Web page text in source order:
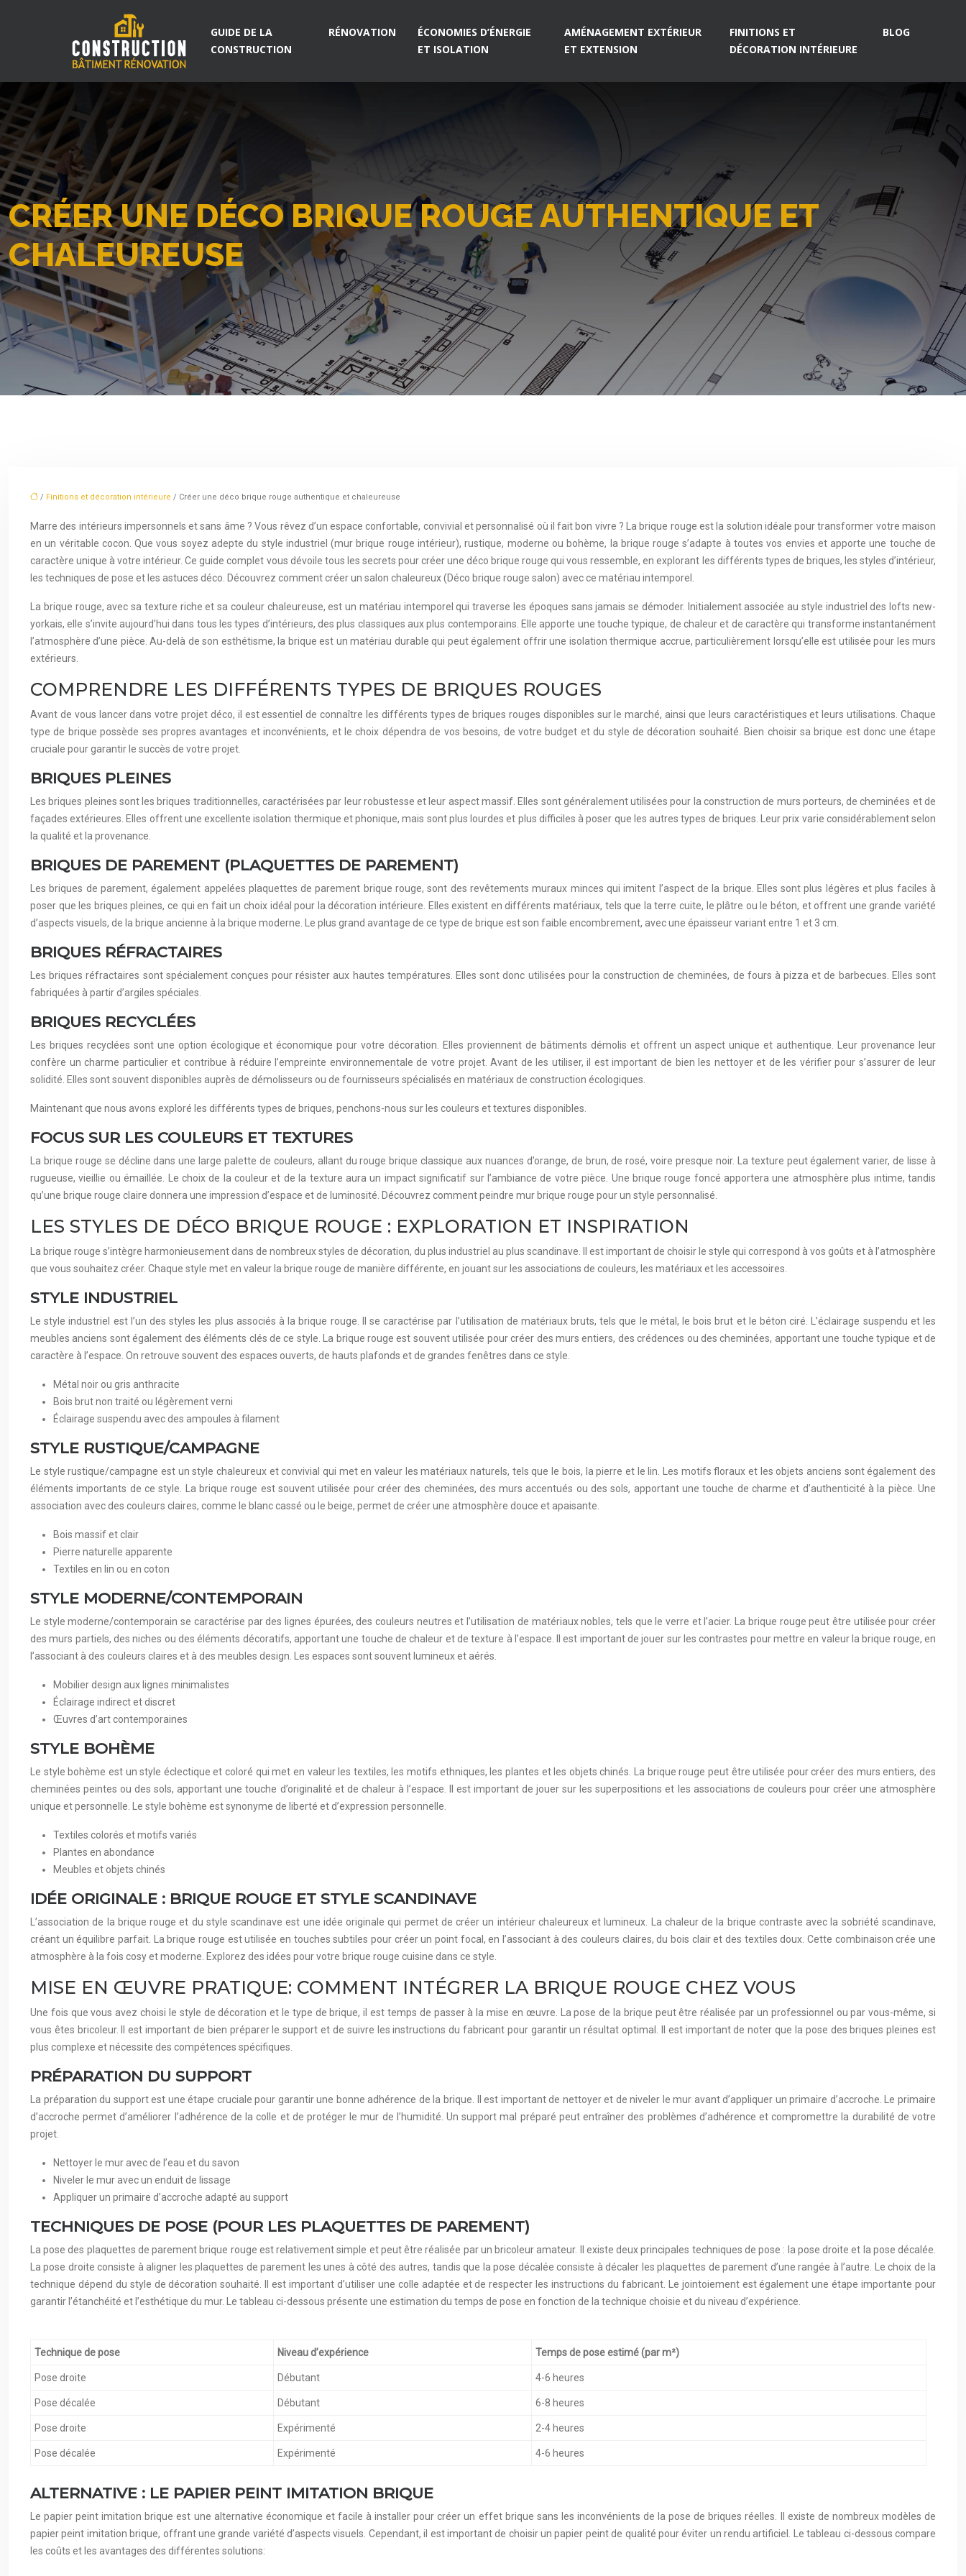
GUIDE DE LA
CONSTRUCTION
RÉNOVATION
ÉCONOMIES D’ÉNERGIE
ET ISOLATION
AMÉNAGEMENT EXTÉRIEUR
ET EXTENSION
FINITIONS ET
DÉCORATION INTÉRIEURE
BLOG
CRÉER UNE DÉCO BRIQUE ROUGE AUTHENTIQUE ET
CHALEUREUSE
/ Finitions et décoration intérieure / Créer une déco brique rouge authentique et chaleureuse
Marre des intérieurs impersonnels et sans âme ? Vous rêvez d’un espace confortable, convivial et personnalisé où il fait bon vivre ? La brique rouge est la solution idéale pour transformer votre maison
en un véritable cocon. Que vous soyez adepte du style industriel (mur brique rouge intérieur), rustique, moderne ou bohème, la brique rouge s’adapte à toutes vos envies et apporte une touche de
caractère unique à votre intérieur. Ce guide complet vous dévoile tous les secrets pour créer une déco brique rouge qui vous ressemble, en explorant les différents types de briques, les styles d’intérieur,
les techniques de pose et les astuces déco. Découvrez comment créer un salon chaleureux (Déco brique rouge salon) avec ce matériau intemporel.
La brique rouge, avec sa texture riche et sa couleur chaleureuse, est un matériau intemporel qui traverse les époques sans jamais se démoder. Initialement associée au style industriel des lofts new-
yorkais, elle s’invite aujourd’hui dans tous les types d’intérieurs, des plus classiques aux plus contemporains. Elle apporte une touche typique, de chaleur et de caractère qui transforme instantanément
l’atmosphère d’une pièce. Au-delà de son esthétisme, la brique est un matériau durable qui peut également offrir une isolation thermique accrue, particulièrement lorsqu’elle est utilisée pour les murs
extérieurs.
COMPRENDRE LES DIFFÉRENTS TYPES DE BRIQUES ROUGES
Avant de vous lancer dans votre projet déco, il est essentiel de connaître les différents types de briques rouges disponibles sur le marché, ainsi que leurs caractéristiques et leurs utilisations. Chaque
type de brique possède ses propres avantages et inconvénients, et le choix dépendra de vos besoins, de votre budget et du style de décoration souhaité. Bien choisir sa brique est donc une étape
cruciale pour garantir le succès de votre projet.
BRIQUES PLEINES
Les briques pleines sont les briques traditionnelles, caractérisées par leur robustesse et leur aspect massif. Elles sont généralement utilisées pour la construction de murs porteurs, de cheminées et de
façades extérieures. Elles offrent une excellente isolation thermique et phonique, mais sont plus lourdes et plus difficiles à poser que les autres types de briques. Leur prix varie considérablement selon
la qualité et la provenance.
BRIQUES DE PAREMENT (PLAQUETTES DE PAREMENT)
Les briques de parement, également appelées plaquettes de parement brique rouge, sont des revêtements muraux minces qui imitent l’aspect de la brique. Elles sont plus légères et plus faciles à
poser que les briques pleines, ce qui en fait un choix idéal pour la décoration intérieure. Elles existent en différents matériaux, tels que la terre cuite, le plâtre ou le béton, et offrent une grande variété
d’aspects visuels, de la brique ancienne à la brique moderne. Le plus grand avantage de ce type de brique est son faible encombrement, avec une épaisseur variant entre 1 et 3 cm.
BRIQUES RÉFRACTAIRES
Les briques réfractaires sont spécialement conçues pour résister aux hautes températures. Elles sont donc utilisées pour la construction de cheminées, de fours à pizza et de barbecues. Elles sont
fabriquées à partir d’argiles spéciales.
BRIQUES RECYCLÉES
Les briques recyclées sont une option écologique et économique pour votre décoration. Elles proviennent de bâtiments démolis et offrent un aspect unique et authentique. Leur provenance leur
confère un charme particulier et contribue à réduire l’empreinte environnementale de votre projet. Avant de les utiliser, il est important de bien les nettoyer et de les vérifier pour s’assurer de leur
solidité. Elles sont souvent disponibles auprès de démolisseurs ou de fournisseurs spécialisés en matériaux de construction écologiques.
Maintenant que nous avons exploré les différents types de briques, penchons-nous sur les couleurs et textures disponibles.
FOCUS SUR LES COULEURS ET TEXTURES
La brique rouge se décline dans une large palette de couleurs, allant du rouge brique classique aux nuances d’orange, de brun, de rosé, voire presque noir. La texture peut également varier, de lisse à
rugueuse, vieillie ou émaillée. Le choix de la couleur et de la texture aura un impact significatif sur l’ambiance de votre pièce. Une brique rouge foncé apportera une atmosphère plus intime, tandis
qu’une brique rouge claire donnera une impression d’espace et de luminosité. Découvrez comment peindre mur brique rouge pour un style personnalisé.
LES STYLES DE DÉCO BRIQUE ROUGE : EXPLORATION ET INSPIRATION
La brique rouge s’intègre harmonieusement dans de nombreux styles de décoration, du plus industriel au plus scandinave. Il est important de choisir le style qui correspond à vos goûts et à l’atmosphère
que vous souhaitez créer. Chaque style met en valeur la brique rouge de manière différente, en jouant sur les associations de couleurs, les matériaux et les accessoires.
STYLE INDUSTRIEL
Le style industriel est l’un des styles les plus associés à la brique rouge. Il se caractérise par l’utilisation de matériaux bruts, tels que le métal, le bois brut et le béton ciré. L’éclairage suspendu et les
meubles anciens sont également des éléments clés de ce style. La brique rouge est souvent utilisée pour créer des murs entiers, des crédences ou des cheminées, apportant une touche typique et de
caractère à l’espace. On retrouve souvent des espaces ouverts, de hauts plafonds et de grandes fenêtres dans ce style.
Métal noir ou gris anthracite
Bois brut non traité ou légèrement verni
Éclairage suspendu avec des ampoules à filament
STYLE RUSTIQUE/CAMPAGNE
Le style rustique/campagne est un style chaleureux et convivial qui met en valeur les matériaux naturels, tels que le bois, la pierre et le lin. Les motifs floraux et les objets anciens sont également des
éléments importants de ce style. La brique rouge est souvent utilisée pour créer des cheminées, des murs accentués ou des sols, apportant une touche de charme et d’authenticité à la pièce. Une
association avec des couleurs claires, comme le blanc cassé ou le beige, permet de créer une atmosphère douce et apaisante.
Bois massif et clair
Pierre naturelle apparente
Textiles en lin ou en coton
STYLE MODERNE/CONTEMPORAIN
Le style moderne/contemporain se caractérise par des lignes épurées, des couleurs neutres et l’utilisation de matériaux nobles, tels que le verre et l’acier. La brique rouge peut être utilisée pour créer
des murs partiels, des niches ou des éléments décoratifs, apportant une touche de chaleur et de texture à l’espace. Il est important de jouer sur les contrastes pour mettre en valeur la brique rouge, en
l’associant à des couleurs claires et à des meubles design. Les espaces sont souvent lumineux et aérés.
Mobilier design aux lignes minimalistes
Éclairage indirect et discret
Œuvres d’art contemporaines
STYLE BOHÈME
Le style bohème est un style éclectique et coloré qui met en valeur les textiles, les motifs ethniques, les plantes et les objets chinés. La brique rouge peut être utilisée pour créer des murs entiers, des
cheminées peintes ou des sols, apportant une touche d’originalité et de chaleur à l’espace. Il est important de jouer sur les superpositions et les associations de couleurs pour créer une atmosphère
unique et personnelle. Le style bohème est synonyme de liberté et d’expression personnelle.
Textiles colorés et motifs variés
Plantes en abondance
Meubles et objets chinés
IDÉE ORIGINALE : BRIQUE ROUGE ET STYLE SCANDINAVE
L’association de la brique rouge et du style scandinave est une idée originale qui permet de créer un intérieur chaleureux et lumineux. La chaleur de la brique contraste avec la sobriété scandinave,
créant un équilibre parfait. La brique rouge est utilisée en touches subtiles pour créer un point focal, en l’associant à des couleurs claires, du bois clair et des textiles doux. Cette combinaison crée une
atmosphère à la fois cosy et moderne. Explorez des idées pour votre brique rouge cuisine dans ce style.
MISE EN ŒUVRE PRATIQUE: COMMENT INTÉGRER LA BRIQUE ROUGE CHEZ VOUS
Une fois que vous avez choisi le style de décoration et le type de brique, il est temps de passer à la mise en œuvre. La pose de la brique peut être réalisée par un professionnel ou par vous-même, si
vous êtes bricoleur. Il est important de bien préparer le support et de suivre les instructions du fabricant pour garantir un résultat optimal. Il est important de noter que la pose des briques pleines est
plus complexe et nécessite des compétences spécifiques.
PRÉPARATION DU SUPPORT
La préparation du support est une étape cruciale pour garantir une bonne adhérence de la brique. Il est important de nettoyer et de niveler le mur avant d’appliquer un primaire d’accroche. Le primaire
d’accroche permet d’améliorer l’adhérence de la colle et de protéger le mur de l’humidité. Un support mal préparé peut entraîner des problèmes d’adhérence et compromettre la durabilité de votre
projet.
Nettoyer le mur avec de l’eau et du savon
Niveler le mur avec un enduit de lissage
Appliquer un primaire d’accroche adapté au support
TECHNIQUES DE POSE (POUR LES PLAQUETTES DE PAREMENT)
La pose des plaquettes de parement brique rouge est relativement simple et peut être réalisée par un bricoleur amateur. Il existe deux principales techniques de pose : la pose droite et la pose décalée.
La pose droite consiste à aligner les plaquettes de parement les unes à côté des autres, tandis que la pose décalée consiste à décaler les plaquettes de parement d’une rangée à l’autre. Le choix de la
technique dépend du style de décoration souhaité. Il est important d’utiliser une colle adaptée et de respecter les instructions du fabricant. Le jointoiement est également une étape importante pour
garantir l’étanchéité et l’esthétique du mur. Le tableau ci-dessous présente une estimation du temps de pose en fonction de la technique choisie et du niveau d’expérience.
Technique de pose Niveau d’expérience Temps de pose estimé (par m²)
Pose droite Débutant 4-6 heures
Pose décalée Débutant 6-8 heures
Pose droite Expérimenté 2-4 heures
Pose décalée Expérimenté 4-6 heures
ALTERNATIVE : LE PAPIER PEINT IMITATION BRIQUE
Le papier peint imitation brique est une alternative économique et facile à installer pour créer un effet brique sans les inconvénients de la pose de briques réelles. Il existe de nombreux modèles de
papier peint imitation brique, offrant une grande variété d’aspects visuels. Cependant, il est important de choisir un papier peint de qualité pour éviter un rendu artificiel. Le tableau ci-dessous compare
les coûts et les avantages des différentes solutions: